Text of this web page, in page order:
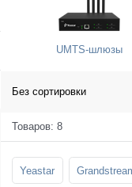
UMTS-шлюзы
Без сортировки
Товаров: 8
Yeastar
Стойки и
телевизоров
Шахтные
SFP-модули
3G/4G LTE и
Мобильные